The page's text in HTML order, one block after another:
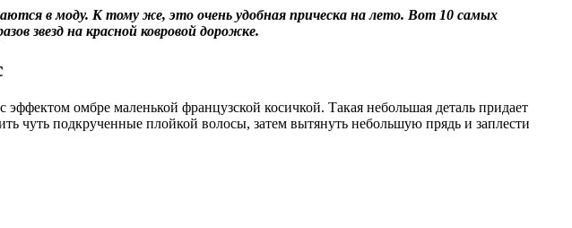
в моду. К тому же, это очень удобная прическа на лето. Вот 10 самых
звезд на красной ковровой дорожке.
омбре маленькой французской косичкой. Такая небольшая деталь придает
чуть подкрученные плойкой волосы, затем вытянуть небольшую прядь и заплести